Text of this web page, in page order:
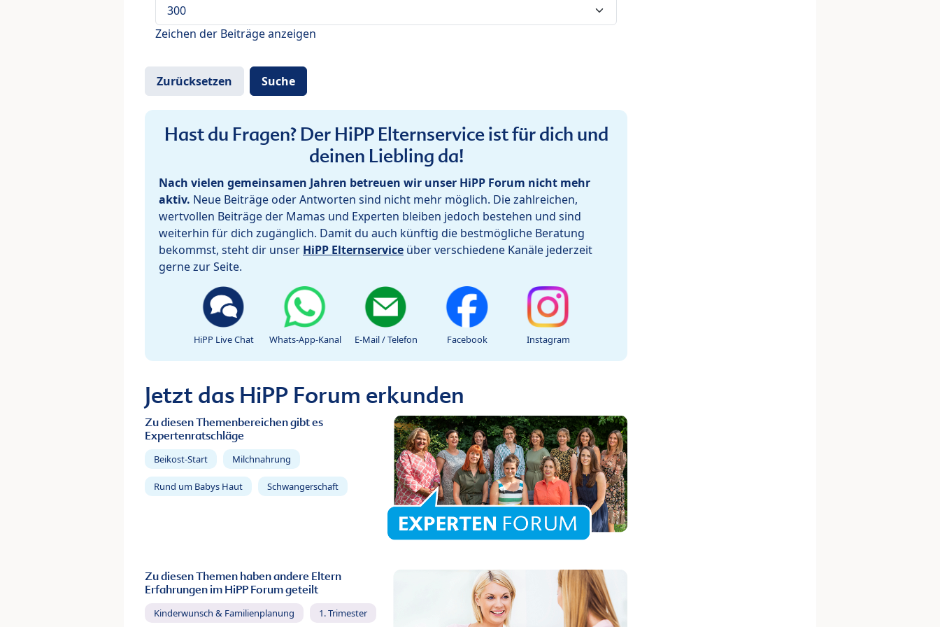
Zeichen der Beiträge anzeigen
Hast du Fragen? Der HiPP Elternservice ist für dich und
deinen Liebling da!
Nach vielen gemeinsamen Jahren betreuen wir unser HiPP Forum nicht mehr
aktiv. Neue Beiträge oder Antworten sind nicht mehr möglich. Die zahlreichen,
wertvollen Beiträge der Mamas und Experten bleiben jedoch bestehen und sind
weiterhin für dich zugänglich. Damit du auch künftig die bestmögliche Beratung
bekommst, steht dir unser HiPP Elternservice über verschiedene Kanäle jederzeit
gerne zur Seite.
HiPP Live Chat Whats-App-Kanal E-Mail / Telefon Facebook Instagram
Jetzt das HiPP Forum erkunden
Zu diesen Themenbereichen gibt es
Expertenratschläge
Beikost-Start Milchnahrung
Rund um Babys Haut Schwangerschaft
Zu diesen Themen haben andere Eltern
Erfahrungen im HiPP Forum geteilt
Kinderwunsch & Familienplanung 1. Trimester